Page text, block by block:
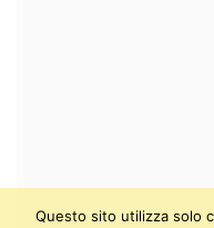
Questo sito utilizza solo